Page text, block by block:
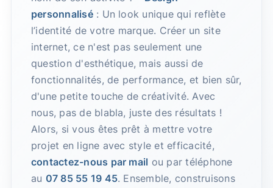
personnalisé: Un look unique qui reflète
l’identité de votre marque. Créer un site
internet, ce n'est pas seulement une
question d'esthétique, mais aussi de
fonctionnalités, de performance, et bien sûr,
d'une petite touche de créativité. Avec
nous, pas de blabla, juste des résultats !
Alors, si vous êtes prêt à mettre votre
projet en ligne avec style et efficacité,
contactez-nous par mail ou par téléphone
au 07 85 55 19 45. Ensemble, construisons